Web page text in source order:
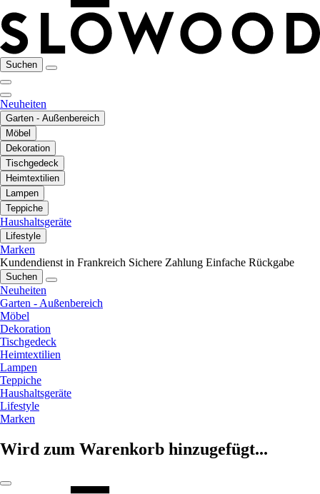
Suchen
Neuheiten
Garten - Außenbereich
Möbel
Dekoration
Tischgedeck
Heimtextilien
Lampen
Teppiche
Haushaltsgeräte
Lifestyle
Marken
Kundendienst in Frankreich Sichere Zahlung Einfache Rückgabe
Suchen
Neuheiten
Garten - Außenbereich
Möbel
Dekoration
Tischgedeck
Heimtextilien
Lampen
Teppiche
Haushaltsgeräte
Lifestyle
Marken
Wird zum Warenkorb hinzugefügt...